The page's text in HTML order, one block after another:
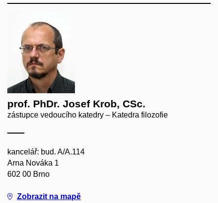
prof. PhDr. Josef Krob, CSc.
zástupce vedoucího katedry – Katedra filozofie
kancelář: bud. A/A.114
Arna Nováka 1
602 00 Brno
Zobrazit na mapě